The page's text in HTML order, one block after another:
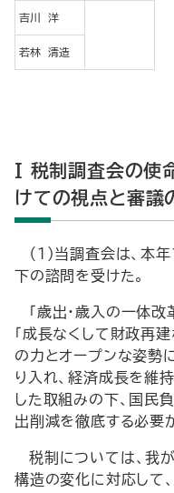
吉川 洋
若林 清造
I 税制調査会の使
けての視点と審議
（1）当調査会は、本
下の諮問を受けた。
「歳出・歳入の一体
「成長なくして財政再建
の力とオープンな姿勢
り入れ、経済成長を維
した取組みの下、国民
出削減を徹底する必要
税制については、我
構造の変化に対応して